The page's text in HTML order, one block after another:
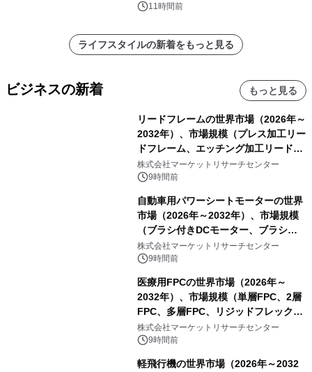
11時間前
ライフスタイルの新着をもっと見る
ビジネスの新着 もっと見る
リードフレームの世界市場（2026年～
2032年）、市場規模（プレス加工リー
ドフレーム、エッチング加工リードフ
レーム）・分析レポートを発表
株式会社マーケットリサーチセンター
9時間前
自動車用パワーシートモーターの世界
市場（2026年～2032年）、市場規模
（ブラシ付きDCモーター、ブラシレ
スDCモーター）・分析レポートを発
表
株式会社マーケットリサーチセンター
9時間前
医療用FPCの世界市場（2026年～
2032年）、市場規模（単層FPC、2層
FPC、多層FPC、リジッドフレックス
PCB）・分析レポートを発表
株式会社マーケットリサーチセンター
9時間前
軽飛行機の世界市場（2026年～2032